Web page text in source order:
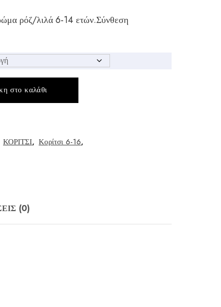
ρόζ/λιλά 6-14 ετών.Σύνθεση
στο καλάθι
ΚΟΡΙΤΣΙ, Κορίτσι 6-16,
(0)